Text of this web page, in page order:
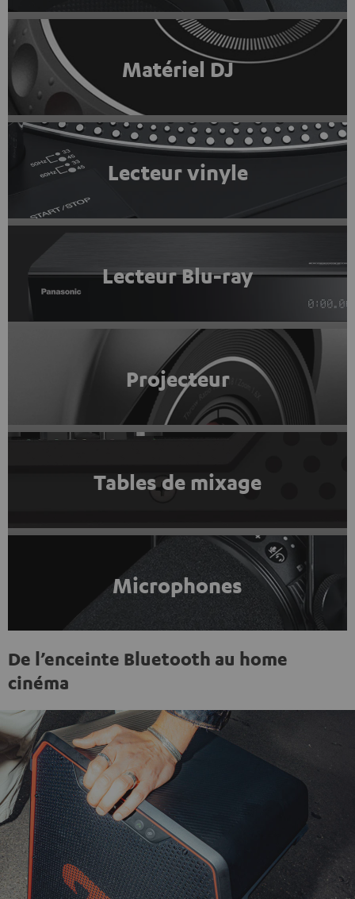
Matériel DJ
Lecteur vinyle
Lecteur Blu-ray
Projecteur
Tables de mixage
Microphones
De l’enceinte Bluetooth au home
cinéma